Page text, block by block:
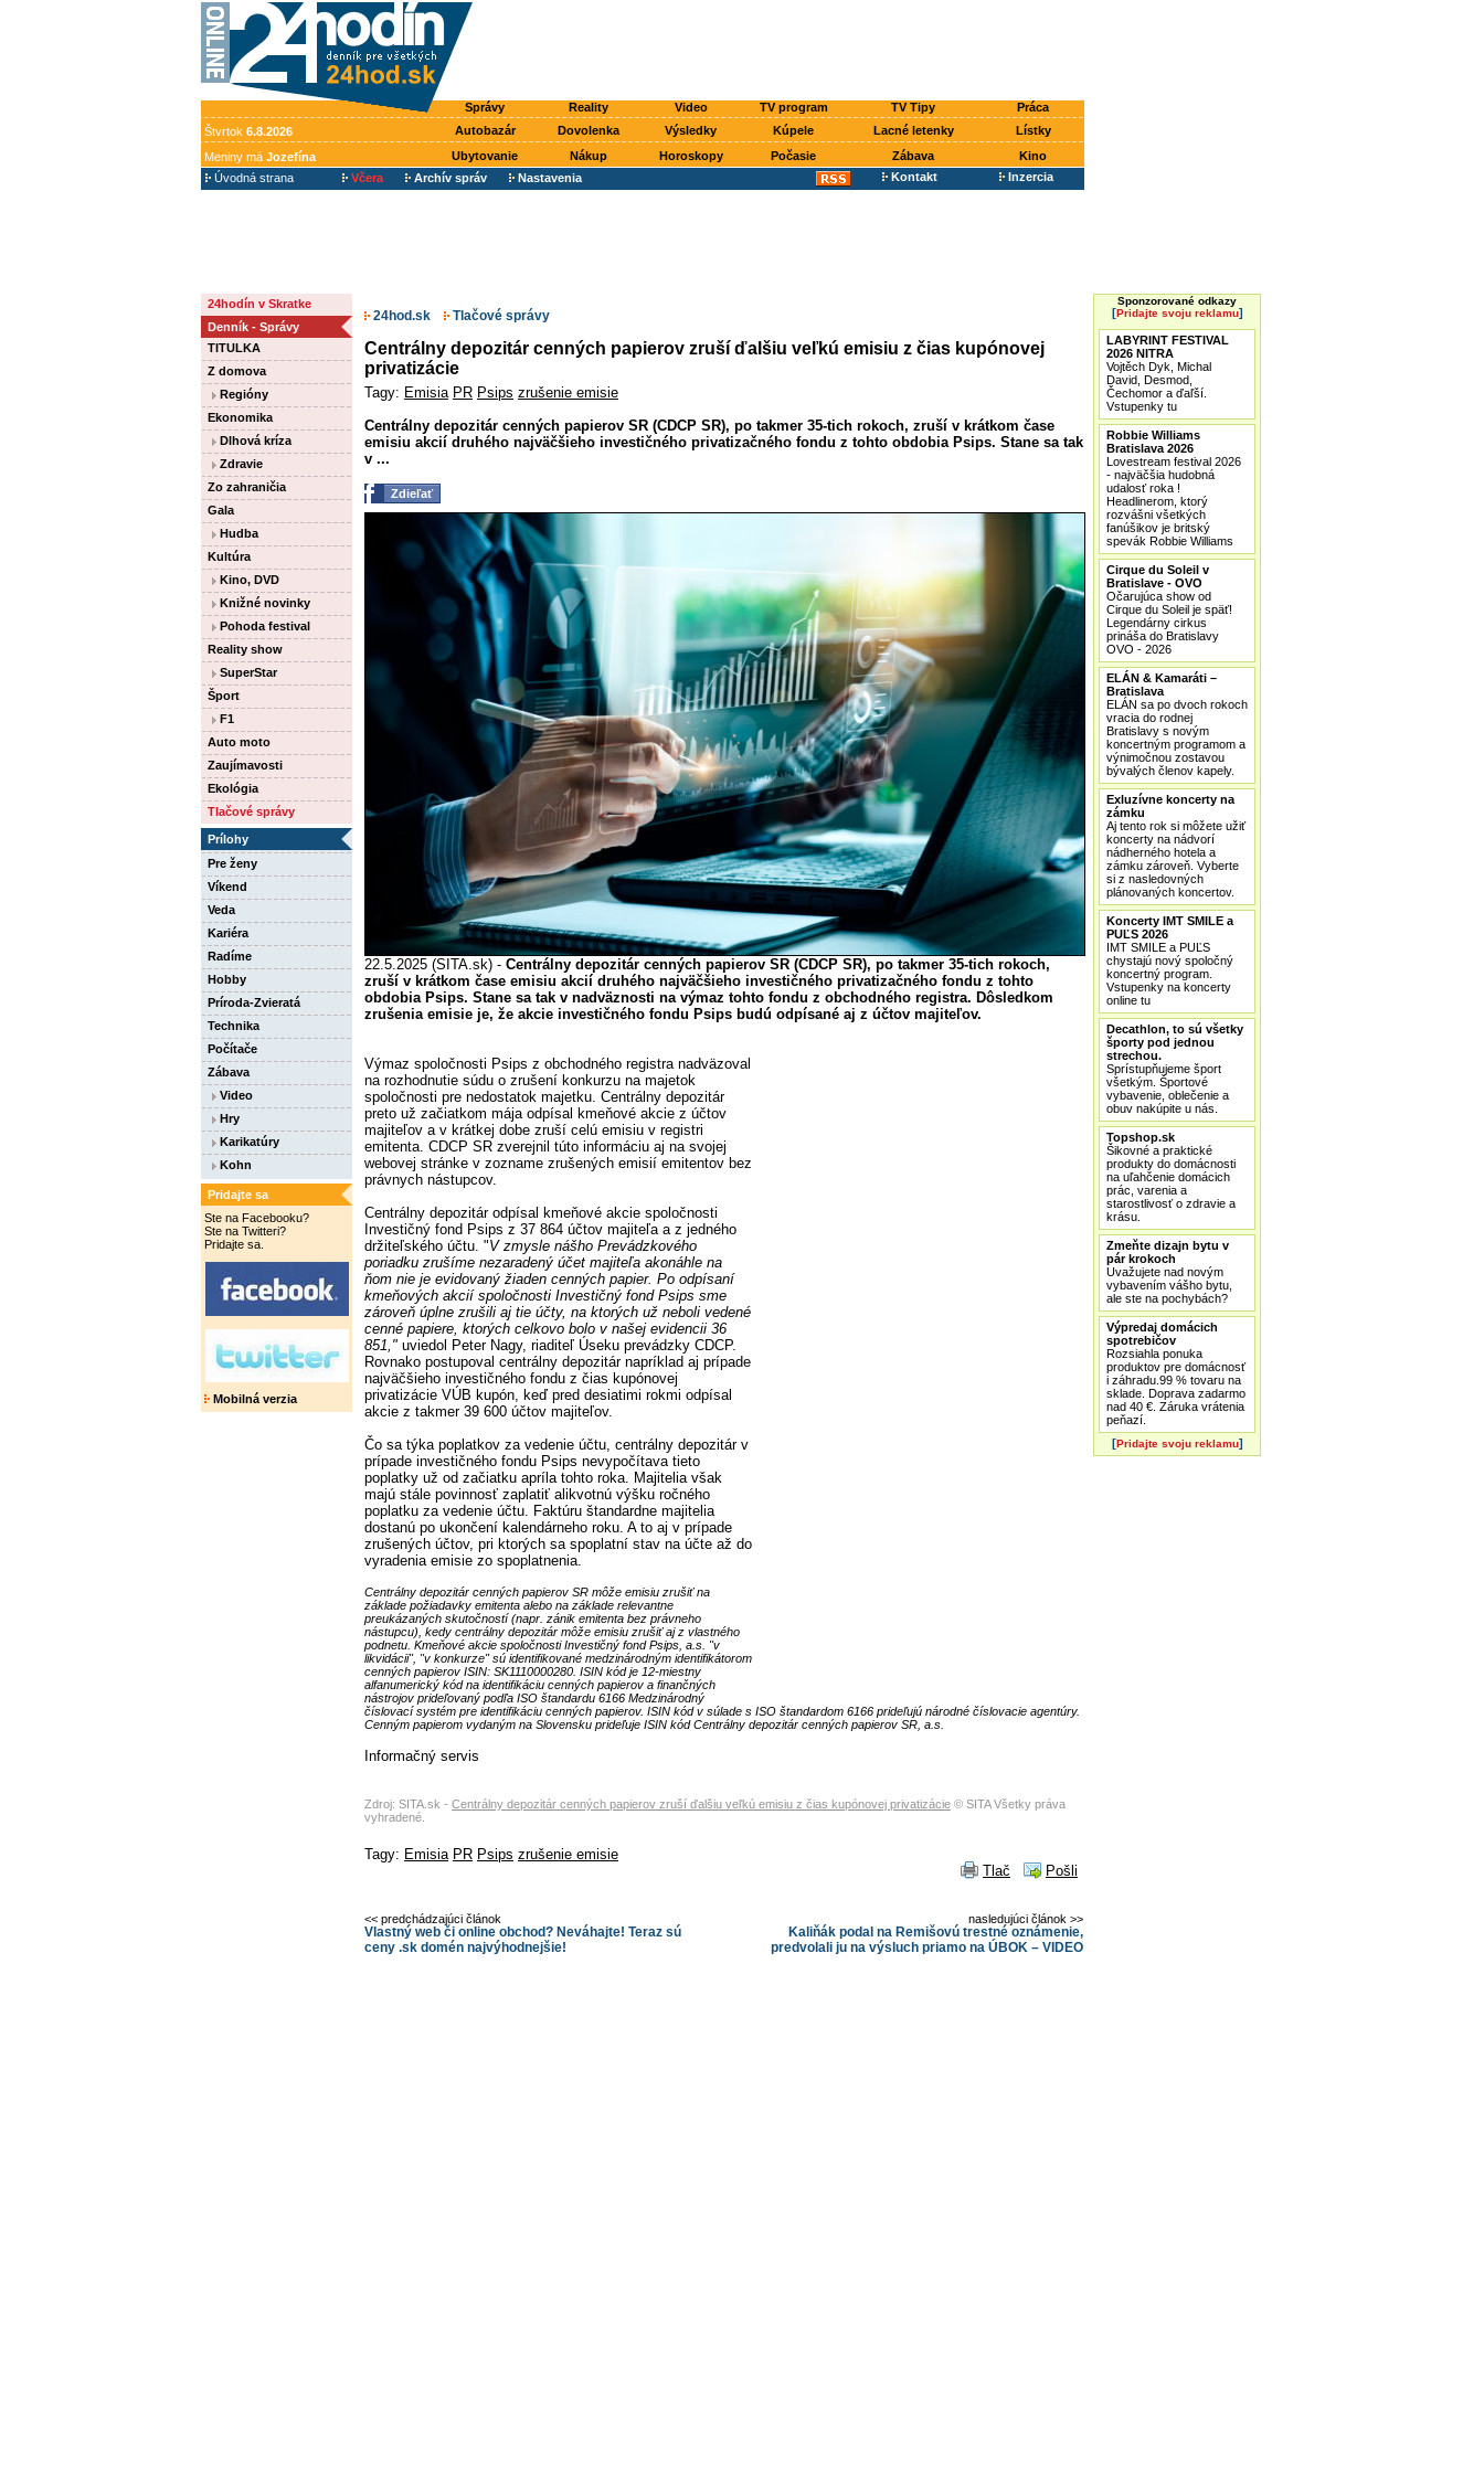
Správy Reality Video TV program TV Tipy
Práca
Štvrtok 6.8.2026 Autobazár Dovolenka Výsledky Kúpele Lacné letenky
Lístky
Meniny má Jozefína Ubytovanie Nákup Horoskopy Počasie Zábava
Kino
Úvodná strana
Včera Archív správ Nastavenia Kontakt Inzercia
24hodín v Skratke
Denník - Správy
TITULKA
Z domova
Regióny
Ekonomika
Dlhová kríza
Zdravie
Zo zahraničia
Gala
Hudba
Kultúra
Kino, DVD
Knižné novinky
Pohoda festival
Reality show
SuperStar
Šport
F1
Auto moto
Zaujímavosti
Ekológia
Tlačové správy
Prílohy
Pre ženy
Víkend
Veda
Kariéra
Radíme
Hobby
Príroda-Zvieratá
Technika
Počítače
Zábava
Video
Hry
Karikatúry
Kohn
Pridajte sa
Ste na Facebooku?
Ste na Twitteri?
Pridajte sa.
Mobilná verzia
24hod.sk Tlačové správy
Centrálny depozitár cenných papierov zruší ďalšiu veľkú emisiu z čias kupónovej
privatizácie
Tagy: Emisia PR Psips zrušenie emisie
Centrálny depozitár cenných papierov SR (CDCP SR), po takmer 35-tich rokoch, zruší v krátkom čase
emisiu akcií druhého najväčšieho investičného privatizačného fondu z tohto obdobia Psips. Stane sa tak
v ...
Zdieľať
22.5.2025 (SITA.sk) - Centrálny depozitár cenných papierov SR (CDCP SR), po takmer 35-tich rokoch,
zruší v krátkom čase emisiu akcií druhého najväčšieho investičného privatizačného fondu z tohto
obdobia Psips. Stane sa tak v nadväznosti na výmaz tohto fondu z obchodného registra. Dôsledkom
zrušenia emisie je, že akcie investičného fondu Psips budú odpísané aj z účtov majiteľov.
Výmaz spoločnosti Psips z obchodného registra nadväzoval
na rozhodnutie súdu o zrušení konkurzu na majetok
spoločnosti pre nedostatok majetku. Centrálny depozitár
preto už začiatkom mája odpísal kmeňové akcie z účtov
majiteľov a v krátkej dobe zruší celú emisiu v registri
emitenta. CDCP SR zverejnil túto informáciu aj na svojej
webovej stránke v zozname zrušených emisií emitentov bez
právnych nástupcov.
Centrálny depozitár odpísal kmeňové akcie spoločnosti
Investičný fond Psips z 37 864 účtov majiteľa a z jedného
držiteľského účtu. "V zmysle nášho Prevádzkového
poriadku zrušíme nezaradený účet majiteľa akonáhle na
ňom nie je evidovaný žiaden cenných papier. Po odpísaní
kmeňových akcií spoločnosti Investičný fond Psips sme
zároveň úplne zrušili aj tie účty, na ktorých už neboli vedené
cenné papiere, ktorých celkovo bolo v našej evidencii 36
851," uviedol Peter Nagy, riaditeľ Úseku prevádzky CDCP.
Rovnako postupoval centrálny depozitár napríklad aj prípade
najväčšieho investičného fondu z čias kupónovej
privatizácie VÚB kupón, keď pred desiatimi rokmi odpísal
akcie z takmer 39 600 účtov majiteľov.
Čo sa týka poplatkov za vedenie účtu, centrálny depozitár v
prípade investičného fondu Psips nevypočítava tieto
poplatky už od začiatku apríla tohto roka. Majitelia však
majú stále povinnosť zaplatiť alikvotnú výšku ročného
poplatku za vedenie účtu. Faktúru štandardne majitelia
dostanú po ukončení kalendárneho roku. A to aj v prípade
zrušených účtov, pri ktorých sa spoplatní stav na účte až do
vyradenia emisie zo spoplatnenia.
Centrálny depozitár cenných papierov SR môže emisiu zrušiť na
základe požiadavky emitenta alebo na základe relevantne
preukázaných skutočností (napr. zánik emitenta bez právneho
nástupcu), kedy centrálny depozitár môže emisiu zrušiť aj z vlastného
podnetu. Kmeňové akcie spoločnosti Investičný fond Psips, a.s. "v
likvidácii", "v konkurze" sú identifikované medzinárodným identifikátorom
cenných papierov ISIN: SK1110000280. ISIN kód je 12-miestny
alfanumerický kód na identifikáciu cenných papierov a finančných
nástrojov prideľovaný podľa ISO štandardu 6166 Medzinárodný
číslovací systém pre identifikáciu cenných papierov. ISIN kód v súlade s ISO štandardom 6166 prideľujú národné číslovacie agentúry.
Cenným papierom vydaným na Slovensku prideľuje ISIN kód Centrálny depozitár cenných papierov SR, a.s.
Informačný servis
Zdroj: SITA.sk - Centrálny depozitár cenných papierov zruší ďalšiu veľkú emisiu z čias kupónovej privatizácie © SITA Všetky práva
vyhradené.
Tagy: Emisia PR Psips zrušenie emisie
Tlač
Pošli
nasledujúci článok >>
Kaliňák podal na Remišovú trestné oznámenie,
predvolali ju na výsluch priamo na ÚBOK – VIDEO
<< predchádzajúci článok
Vlastný web či online obchod? Neváhajte! Teraz sú
ceny .sk domén najvýhodnejšie!
Sponzorované odkazy
[Pridajte svoju reklamu]
LABYRINT FESTIVAL
2026 NITRA
Vojtěch Dyk, Michal
David, Desmod,
Čechomor a ďaľší.
Vstupenky tu
Robbie Williams
Bratislava 2026
Lovestream festival 2026
- najväčšia hudobná
udalosť roka !
Headlinerom, ktorý
rozvášni všetkých
fanúšikov je britský
spevák Robbie Williams
Cirque du Soleil v
Bratislave - OVO
Očarujúca show od
Cirque du Soleil je späť!
Legendárny cirkus
prináša do Bratislavy
OVO - 2026
ELÁN & Kamaráti –
Bratislava
ELÁN sa po dvoch rokoch
vracia do rodnej
Bratislavy s novým
koncertným programom a
výnimočnou zostavou
bývalých členov kapely.
Exluzívne koncerty na
zámku
Aj tento rok si môžete užiť
koncerty na nádvorí
nádherného hotela a
zámku zároveň. Vyberte
si z nasledovných
plánovaných koncertov.
Koncerty IMT SMILE a
PUĽS 2026
IMT SMILE a PUĽS
chystajú nový spoločný
koncertný program.
Vstupenky na koncerty
online tu
Decathlon, to sú všetky
športy pod jednou
strechou.
Sprístupňujeme šport
všetkým. Športové
vybavenie, oblečenie a
obuv nakúpite u nás.
Topshop.sk
Šikovné a praktické
produkty do domácnosti
na uľahčenie domácich
prác, varenia a
starostlivosť o zdravie a
krásu.
Zmeňte dizajn bytu v
pár krokoch
Uvažujete nad novým
vybavením vášho bytu,
ale ste na pochybách?
Výpredaj domácich
spotrebičov
Rozsiahla ponuka
produktov pre domácnosť
i záhradu.99 % tovaru na
sklade. Doprava zadarmo
nad 40 €. Záruka vrátenia
peňazí.
[Pridajte svoju reklamu]